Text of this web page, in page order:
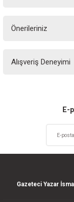
Önerileriniz
yetersiz gördüğünüz
Ürün resmi
Ürün
Ürün bilgilerinde
Ürün fiyatı diğer
Alışveriş Deneyimi
E-
Gazeteci Yazar